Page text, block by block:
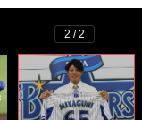
2 / 2